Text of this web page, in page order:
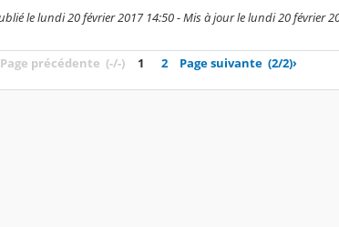
le lundi 20 février 2017 14:50 - Mis à jour le lundi 20 février
Page précédente (-/-) 1 2 Page suivante (2/2)›